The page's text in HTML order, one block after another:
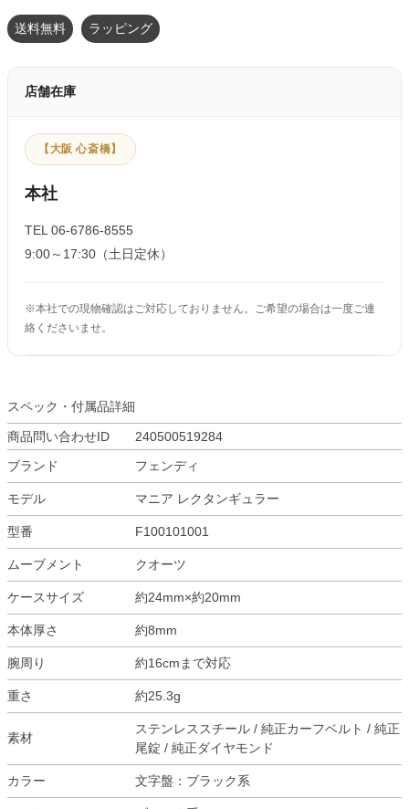
送料無料 ラッピング
店舗在庫
【大阪 心斎橋】
本社
TEL 06-6786-8555
9:00～17:30（土日定休）
※本社での現物確認はご対応しておりません。ご希望の場合は一度ご連
絡くださいませ。
スペック・付属品詳細
商品問い合わせID
240500519284
ブランド
フェンディ
モデル マニア レクタンギュラー
型番 F100101001
ムーブメント クオーツ
ケースサイズ 約24mm×約20mm
本体厚さ 約8mm
腕周り 約16cmまで対応
重さ 約25.3g
素材
ステンレススチール / 純正カーフベルト / 純正
尾錠 / 純正ダイヤモンド
カラー 文字盤：ブラック系